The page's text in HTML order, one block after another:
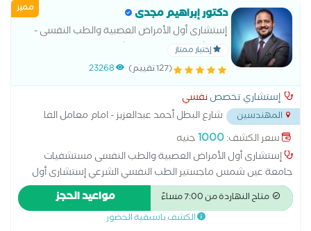
مميز دكتور إبراهيم مجدى
إستشارى أول الأمراض العصبية والطب النفسى -
مستشفيات جامعة عين شمس ماجستير الطب
النفسي الشرعي إستشارى أول الطب النفسى
مستشفى وادي النيل
إختيار ممتاز
(127 تقييم) 23268
إستشاري تخصصنفسي
المهندسين
شارع البطل أحمد عبدالعزيز - امام معامل الفا
سعر الكشف:1000جنيه
إستشارى أول الأمراض العصبية والطب النفسى مستشفيات
جامعة عين شمس ماجستير الطب النفسي الشرعي إستشارى أول
الطب النفسى مستشفى وادي النيل اضطراب القلق الاضطرابات
النفسية اضطراب الوسواس القهري الاضطراب ثنائي القطب
الاضطرابات السلوكية والوجدانية المشاكل الزوجية والأسرية جلسات
متاح النهاردة من 7:00 مساءً مواعيد الحجز
الكشف باسبقية الحضور